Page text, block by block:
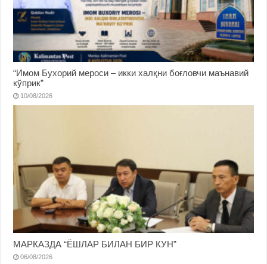
“Имом Бухорий мероси – икки халқни боғловчи маънавий
кўприк”
10/08/2026
МАРКАЗДА “ЁШЛАР БИЛАН БИР КУН”
06/08/2026